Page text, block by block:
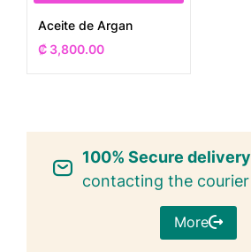
Aceite de Argan
₡ 3,800.00
100% Secure delivery
contacting the courier
More